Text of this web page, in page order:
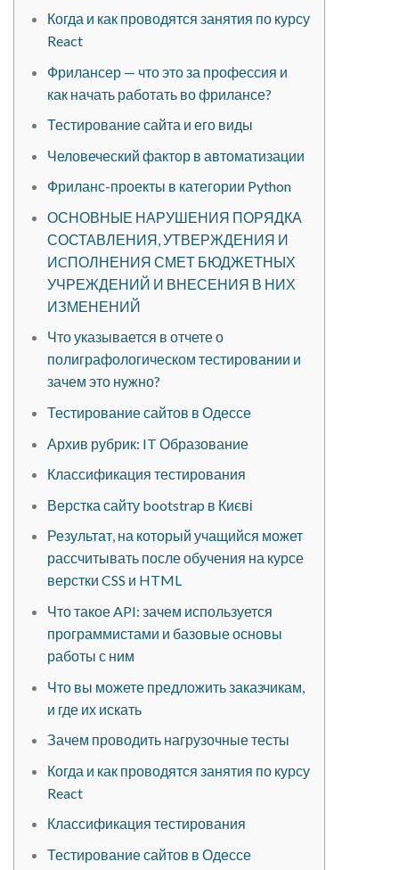
Когда и как проводятся занятия по курсу
React
Фрилансер — что это за профессия и
как начать работать во фрилансе?
Тестирование сайта и его виды
Человеческий фактор в автоматизации
Фриланс-проекты в категории Python
ОСНОВНЫЕ НАРУШЕНИЯ ПОРЯДКА
СОСТАВЛЕНИЯ, УТВЕРЖДЕНИЯ И
ИCПОЛНЕНИЯ СМЕТ БЮДЖЕТНЫХ
УЧРЕЖДЕНИЙ И ВНЕСЕНИЯ В НИХ
ИЗМЕНЕНИЙ
Что указывается в отчете о
полиграфологическом тестировании и
зачем это нужно?
Тестирование сайтов в Одессе
Архив рубрик: IT Образование
Классификация тестирования
Верстка сайту bootstrap в Києві
Результат, на который учащийся может
рассчитывать после обучения на курсе
верстки CSS и HTML
Что такое API: зачем используется
программистами и базовые основы
работы с ним
Что вы можете предложить заказчикам,
и где их искать
Зачем проводить нагрузочные тесты
Когда и как проводятся занятия по курсу
React
Классификация тестирования
Тестирование сайтов в Одессе